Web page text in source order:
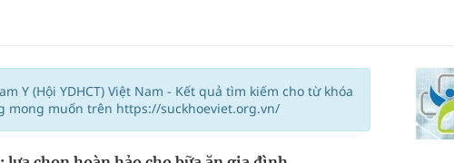
tế
Y (Hội YDHCT) Việt Nam - Kết quả tìm kiếm cho từ khóa
mong muốn trên https://suckhoeviet.org.vn/